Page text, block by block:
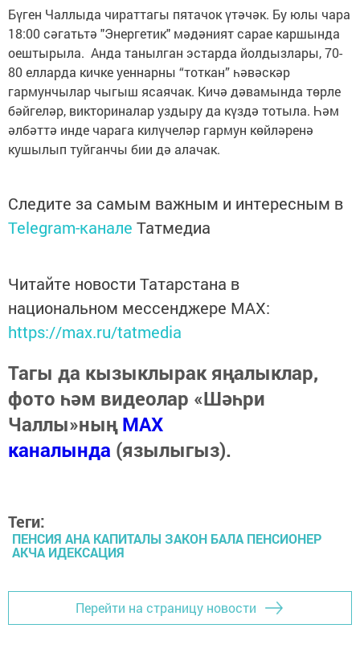
Бүген Чаллыда чираттагы пятачок үтәчәк. Бу юлы чара
18:00 сәгатьтә "Энергетик" мәдәният сарае каршында
оештырыла. Анда танылган эстарда йолдызлары, 70-
80 елларда кичке уеннарны “тоткан” һәвәскәр
гармунчылар чыгыш ясаячак. Кичә дәвамында төрле
бәйгеләр, викториналар уздыру да күздә тотыла. Һәм
әлбәттә инде чарага килүчеләр гармун көйләренә
кушылып туйганчы бии дә алачак.
Следите за самым важным и интересным в
Telegram-канале Татмедиа
Читайте новости Татарстана в
национальном мессенджере MАХ:
https://max.ru/tatmedia
Тагы да кызыклырак яңалыклар,
фото һәм видеолар «Шәһри
Чаллы»ныңMAX
каналында (язылыгыз).
Теги:
ПЕНСИЯ АНА КАПИТАЛЫ ЗАКОН БАЛА ПЕНСИОНЕР
АКЧА ИДЕКСАЦИЯ
Перейти на страницу новости